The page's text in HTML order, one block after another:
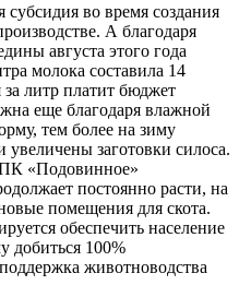
во время создания
А благодаря
августа этого года
молока составила 14
литр платит бюджет
еще благодаря влажной
тем более на зиму
увеличены заготовки силоса.
«Подовинное»
постоянно расти, на
помещения для скота.
обеспечить население
добиться 100%
животноводства